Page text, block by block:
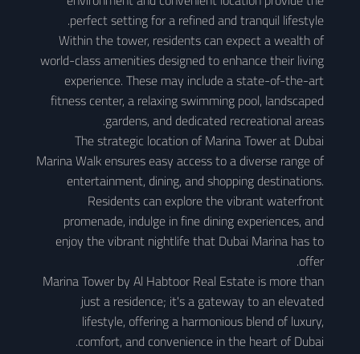
perfect setting for a refined and tranquil lifestyle.
Within the tower, residents can expect a wealth of
world-class amenities designed to enhance their living
experience. These may include a state-of-the-art
fitness center, a relaxing swimming pool, landscaped
gardens, and dedicated recreational areas.
The strategic location of Marina Tower at Dubai
Marina Walk ensures easy access to a diverse range of
entertainment, dining, and shopping destinations.
Residents can explore the vibrant waterfront
promenade, indulge in fine dining experiences, and
enjoy the vibrant nightlife that Dubai Marina has to
offer.
Marina Tower by Al Habtoor Real Estate is more than
just a residence; it's a gateway to an elevated
lifestyle, offering a harmonious blend of luxury,
comfort, and convenience in the heart of Dubai.